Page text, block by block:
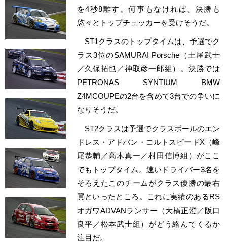
を4秒8離す。何事もなければ、決勝も
悠々とトップチェッカーを受けそうだ。
ST1クラスのトップタイムは、予選でク
ラス3位のSAMURAI Porsche（土屋武士
／久保拓也／神取彦一郎組）。決勝では
PETRONAS SYNTIUM BMW
Z4MCOUPEの2台を含めて3台での争いに
なりそうだ。
ST2クラスは予選でクラスポールのエン
ドレス・アドバン・コルトスピードX（峰
尾恭輔／高木真一／村田信博組）がここ
でもトップタイム。速いドライバー3名を
そろえたこのチームがクラス優勝の最右
翼といったところ。これに実績のあるRS
オガワADVANランサー（大橋正澄／阪口
良平／松本武士組）がどう絡んでくるか
注目だ。